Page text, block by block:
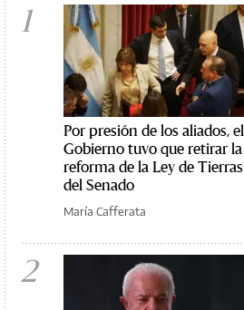
1
Por presión de los aliados, el
Gobierno tuvo que retirar la
reforma de la Ley de Tierras
del Senado
María Cafferata
2